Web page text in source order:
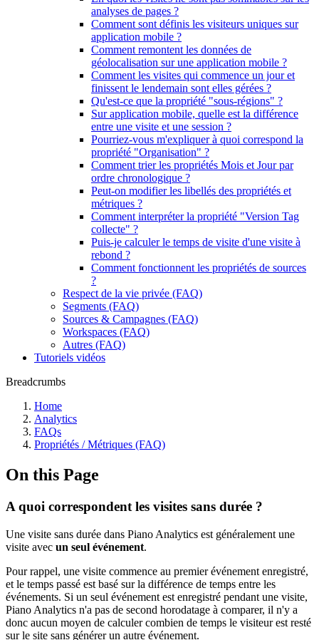
analyses de pages ?
Comment sont définis les visiteurs uniques sur
application mobile ?
Comment remontent les données de
géolocalisation sur une application mobile ?
Comment les visites qui commence un jour et
finissent le lendemain sont elles gérées ?
Qu'est-ce que la propriété "sous-régions" ?
Sur application mobile, quelle est la différence
entre une visite et une session ?
Pourriez-vous m'expliquer à quoi correspond la
propriété "Organisation" ?
Comment trier les propriétés Mois et Jour par
ordre chronologique ?
Peut-on modifier les libellés des propriétés et
métriques ?
Comment interpréter la propriété "Version Tag
collecte" ?
Puis-je calculer le temps de visite d'une visite à
rebond ?
Comment fonctionnent les propriétés de sources
?
Respect de la vie privée (FAQ)
Segments (FAQ)
Sources & Campagnes (FAQ)
Workspaces (FAQ)
Autres (FAQ)
Tutoriels vidéos
Breadcrumbs
Home
Analytics
FAQs
Propriétés / Métriques (FAQ)
On this Page
A quoi correspondent les visites sans durée ?
Une visite sans durée dans Piano Analytics est généralement une
visite avec un seul événement.
Pour rappel, une visite commence au premier événement enregistré,
et le temps passé est basé sur la différence de temps entre les
événements. Si un seul événement est enregistré pendant une visite,
Piano Analytics n'a pas de second horodatage à comparer, il n'y a
donc aucun moyen de calculer combien de temps le visiteur est resté
sur le site sans générer un autre événement.